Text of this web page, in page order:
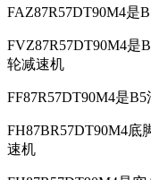
FAZ87R57DT90M4是
FVZ87R57DT90M4
轮减速机
FF87R57DT90M4是
FH87BR57DT90M4
速机